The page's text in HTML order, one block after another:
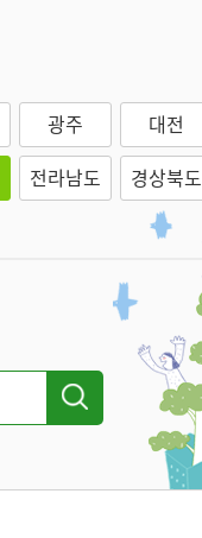
광주 대전
전라남도 경상북도